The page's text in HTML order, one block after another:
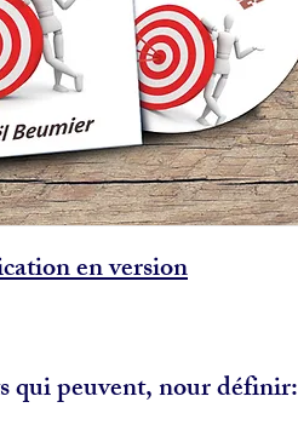
en version
qui peuvent, nour définir: